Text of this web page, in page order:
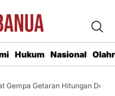
Hukum Nasional
Getaran Hitungan Detik